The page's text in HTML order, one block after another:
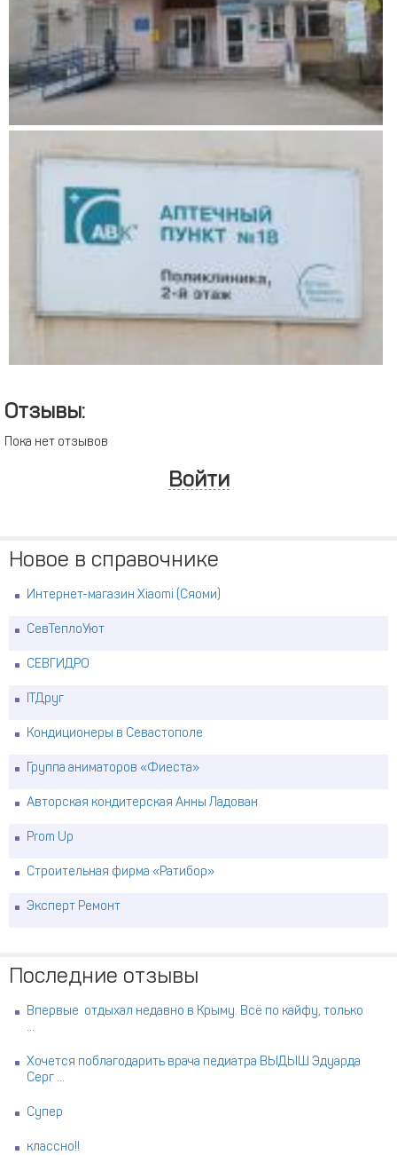
Отзывы:
Пока нет отзывов
Войти
Новое в справочнике
Интернет-магазин Xiaomi (Сяоми)
СевТеплоУют
СЕВГИДРО
ITДруг
Кондиционеры в Севастополе
Группа аниматоров «Фиеста»
Авторская кондитерская Анны Ладован
Prom Up
Строительная фирма «Ратибор»
Эксперт Ремонт
Последние отзывы
Впервые отдыхал недавно в Крыму. Всё по кайфу, только
...
Хочется поблагодарить врача педиатра ВЫДЫШ Эдуарда
Серг ...
Супер
классно!!